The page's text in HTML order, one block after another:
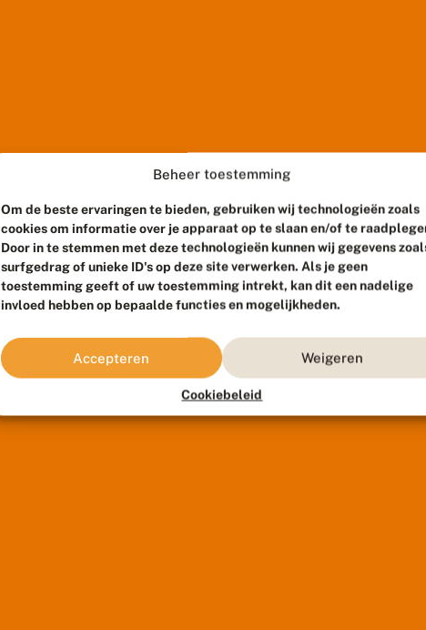
Beheer toestemming
Om de beste ervaringen te bieden, gebruiken wij technologieën zoals
cookies om informatie over je apparaat op te slaan en/of te
Door in te stemmen met deze technologieën kunnen wij gegevens
surfgedrag of unieke ID's op deze site verwerken. Als je geen
toestemming geeft of uw toestemming intrekt, kan dit een nadelige
invloed hebben op bepaalde functies en mogelijkheden.
Accepteren Weigeren
Cookiebeleid